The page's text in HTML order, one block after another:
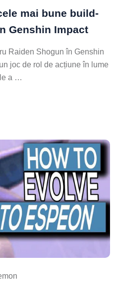
mai bune build-
Genshin Impact
Raiden Shogun în Genshin
joc de rol de acțiune în lume
a …